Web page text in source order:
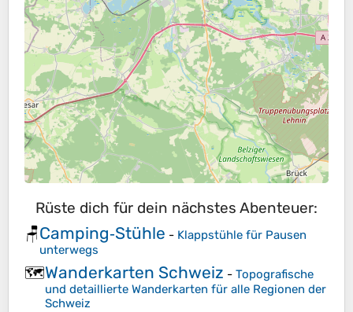
Rüste dich für dein nächstes Abenteuer:
🪑Camping‑Stühle - Klappstühle für Pausen
unterwegs
🗺️Wanderkarten Schweiz - Topografische
und detaillierte Wanderkarten für alle Regionen der
Schweiz